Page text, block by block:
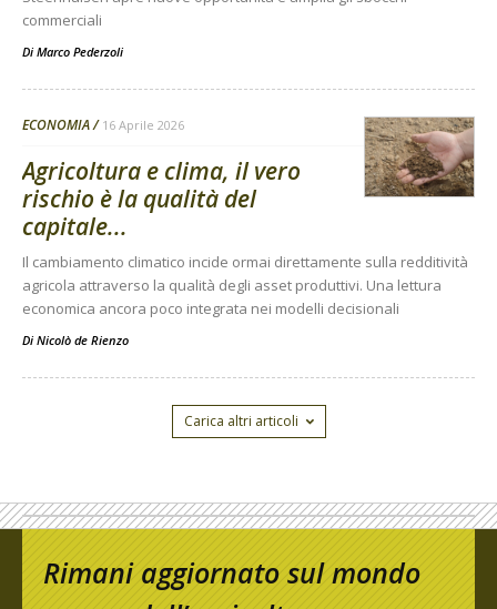
commerciali
Di Marco Pederzoli
ECONOMIA 16 Aprile 2026
Agricoltura e clima, il vero
rischio è la qualità del
capitale...
Il cambiamento climatico incide ormai direttamente sulla redditività
agricola attraverso la qualità degli asset produttivi. Una lettura
economica ancora poco integrata nei modelli decisionali
Di Nicolò de Rienzo
Carica altri articoli
Rimani aggiornato sul mondo